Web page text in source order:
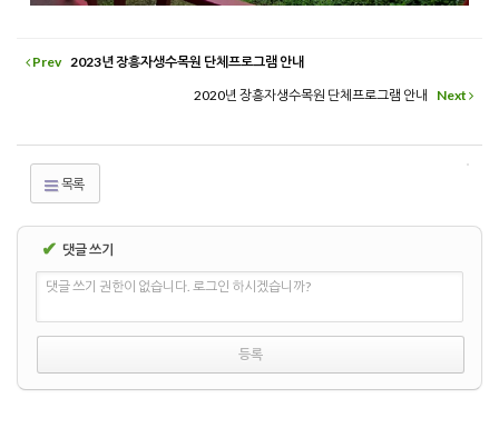
Prev 2023년 장흥자생수목원 단체프로그램 안내
2020년 장흥자생수목원 단체프로그램 안내
Next
목록
✔ 댓글 쓰기
댓글 쓰기 권한이 없습니다. 로그인 하시겠습니까?